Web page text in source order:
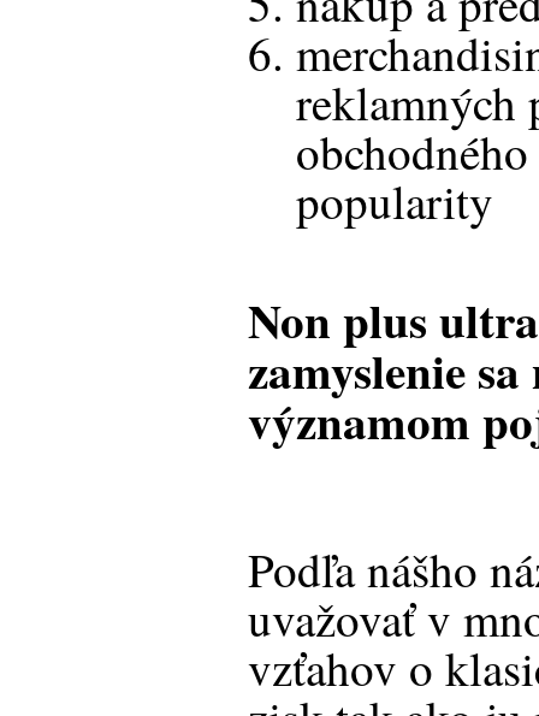
reklamných
popularity
Non plus
zamyslenie
významom
Podľa nášho
uvažovať v
vzťahov o